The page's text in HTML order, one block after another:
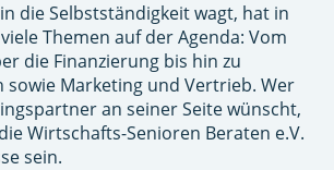
die Selbstständigkeit wagt, hat in
Themen auf der Agenda: Vom
die Finanzierung bis hin zu
sowie Marketing und Vertrieb. Wer
an seiner Seite wünscht,
Wirtschafts-Senioren Beraten e.V.
sein.